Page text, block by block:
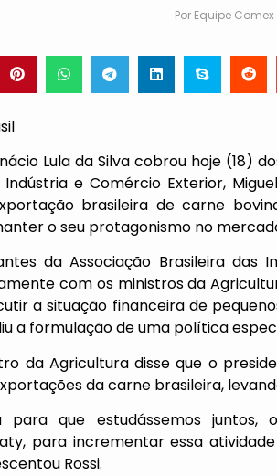
Por Equipe
Lula da Silva cobrou hoje (18)
Indústria e Comércio Exterior,
brasileira de carne
o seu protagonismo no
da Associação Brasileira das
com os ministros da
a situação financeira de
a formulação de uma política
da Agricultura disse que o
da carne brasileira,
para que estudássemos juntos,
para incrementar essa
Rossi.